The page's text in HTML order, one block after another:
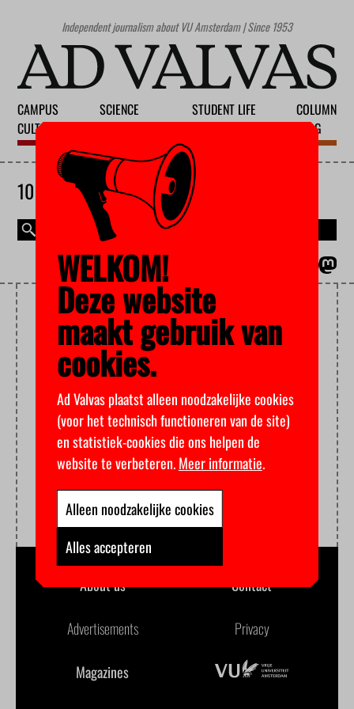
Independent journalism about VU Amsterdam | Since 1953
CAMPUS
CULTURE
SCIENCE
STUDENT LIFE
COLUMN
BLOG
10 AUGUST 2026
MAGAZINE
NUMERUS FIXUS
About us Contact
Advertisements Privacy
Magazines
WELKOM!
Deze website
maakt gebruik van
cookies.
Ad Valvas plaatst alleen noodzakelijke cookies
(voor het technisch functioneren van de site)
en statistiek-cookies die ons helpen de
website te verbeteren.Meer informatie.
Alleen noodzakelijke cookies
Alles accepteren